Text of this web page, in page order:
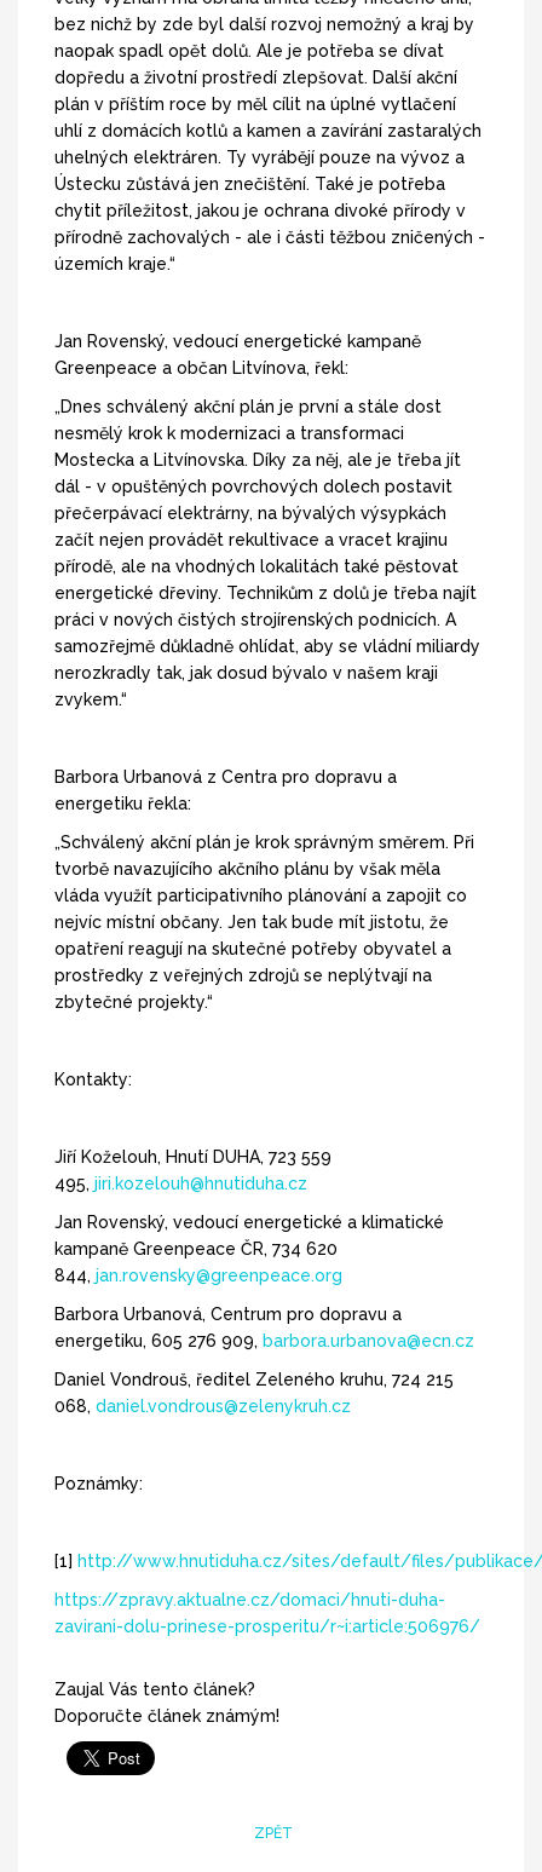
bez nichž by zde byl další rozvoj nemožný a kraj by
naopak spadl opět dolů. Ale je potřeba se dívat
dopředu a životní prostředí zlepšovat. Další akční
plán v příštím roce by měl cílit na úplné vytlačení
uhlí z domácích kotlů a kamen a zavírání zastaralých
uhelných elektráren. Ty vyrábějí pouze na vývoz a
Ústecku zůstává jen znečištění. Také je potřeba
chytit příležitost, jakou je ochrana divoké přírody v
přírodně zachovalých - ale i části těžbou zničených -
územích kraje.“
Jan Rovenský, vedoucí energetické kampaně
Greenpeace a občan Litvínova, řekl:
„Dnes schválený akční plán je první a stále dost
nesmělý krok k modernizaci a transformaci
Mostecka a Litvínovska. Díky za něj, ale je třeba jít
dál - v opuštěných povrchových dolech postavit
přečerpávací elektrárny, na bývalých výsypkách
začít nejen provádět rekultivace a vracet krajinu
přírodě, ale na vhodných lokalitách také pěstovat
energetické dřeviny. Technikům z dolů je třeba najít
práci v nových čistých strojírenských podnicích. A
samozřejmě důkladně ohlídat, aby se vládní miliardy
nerozkradly tak, jak dosud bývalo v našem kraji
zvykem.“
Barbora Urbanová z Centra pro dopravu a
energetiku řekla:
„Schválený akční plán je krok správným směrem. Při
tvorbě navazujícího akčního plánu by však měla
vláda využít participativního plánování a zapojit co
nejvíc místní občany. Jen tak bude mít jistotu, že
opatření reagují na skutečné potřeby obyvatel a
prostředky z veřejných zdrojů se neplýtvají na
zbytečné projekty.“
Kontakty:
Jiří Koželouh, Hnutí DUHA, 723 559
495, jiri.kozelouh@hnutiduha.cz
Jan Rovenský, vedoucí energetické a klimatické
kampaně Greenpeace ČR, 734 620
844, jan.rovensky@greenpeace.org
Barbora Urbanová, Centrum pro dopravu a
energetiku, 605 276 909, barbora.urbanova@ecn.cz
Daniel Vondrouš, ředitel Zeleného kruhu, 724 215
068, daniel.vondrous@zelenykruh.cz
Poznámky:
[1] http://www.hnutiduha.cz/sites/default/files/
https://zpravy.aktualne.cz/domaci/hnuti-duha-
zavirani-dolu-prinese-prosperitu/r~i:article:506976/
Zaujal Vás tento článek?
Doporučte článek známým!
ZPĚT